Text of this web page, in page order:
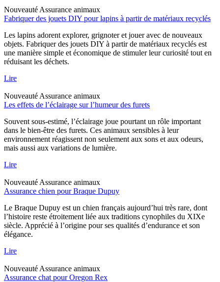
Nouveauté Assurance animaux
Fabriquer des jouets DIY pour lapins à partir de matériaux recyclés
Les lapins adorent explorer, grignoter et jouer avec de nouveaux
objets. Fabriquer des jouets DIY à partir de matériaux recyclés est
une manière simple et économique de stimuler leur curiosité tout en
réduisant les déchets.
Lire
Nouveauté Assurance animaux
Les effets de l’éclairage sur l’humeur des furets
Souvent sous-estimé, l’éclairage joue pourtant un rôle important
dans le bien-être des furets. Ces animaux sensibles à leur
environnement réagissent non seulement aux sons et aux odeurs,
mais aussi aux variations de lumière.
Lire
Nouveauté Assurance animaux
Assurance chien pour Braque Dupuy
Le Braque Dupuy est un chien français aujourd’hui très rare, dont
l’histoire reste étroitement liée aux traditions cynophiles du XIXe
siècle. Apprécié à l’origine pour ses qualités d’endurance et son
élégance.
Lire
Nouveauté Assurance animaux
Assurance chat pour Oregon Rex